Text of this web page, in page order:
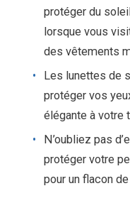
protéger du
lorsque vous
des vêtements
Les lunettes de
protéger vos
élégante à votre
N’oubliez pas
protéger votre
pour un flacon